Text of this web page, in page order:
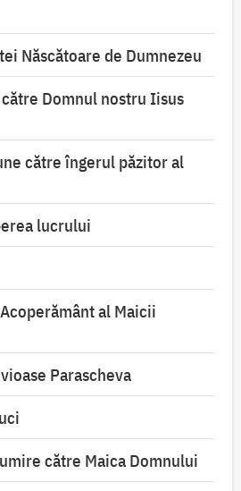
Născătoare de Dumnezeu
Domnul nostru Iisus
către îngerul păzitor al
lucrului
al Maicii
Parascheva
către Maica Domnului